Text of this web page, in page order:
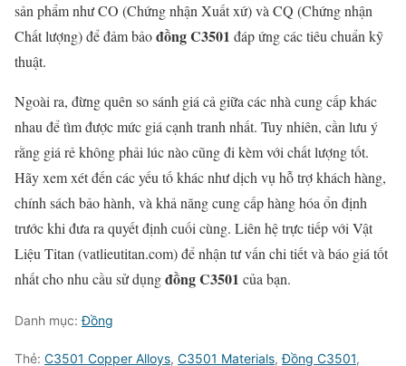
sản phẩm như CO (Chứng nhận Xuất xứ) và CQ (Chứng nhận
Chất lượng) để đảm bảođồng C3501 đáp ứng các tiêu chuẩn kỹ
thuật.
Ngoài ra, đừng quên so sánh giá cả giữa các nhà cung cấp khác
nhau để tìm được mức giá cạnh tranh nhất. Tuy nhiên, cần lưu ý
rằng giá rẻ không phải lúc nào cũng đi kèm với chất lượng tốt.
Hãy xem xét đến các yếu tố khác như dịch vụ hỗ trợ khách hàng,
chính sách bảo hành, và khả năng cung cấp hàng hóa ổn định
trước khi đưa ra quyết định cuối cùng. Liên hệ trực tiếp với Vật
Liệu Titan (vatlieutitan.com) để nhận tư vấn chi tiết và báo giá tốt
nhất cho nhu cầu sử dụngđồng C3501 của bạn.
Danh mục:Đồng
Thẻ: C3501 Copper Alloys, C3501 Materials,Đồng C3501,